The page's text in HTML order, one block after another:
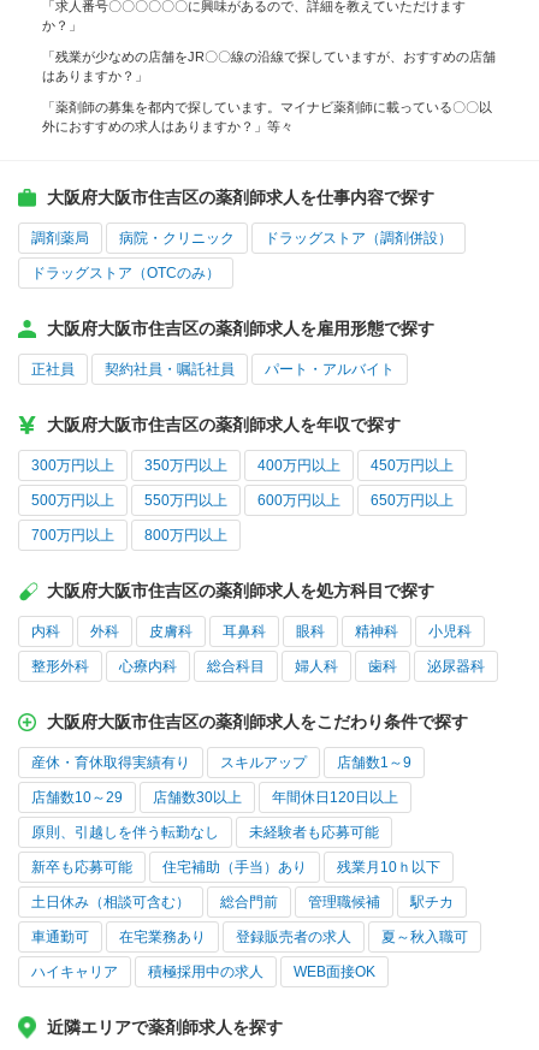
「求人番号〇〇〇〇〇〇に興味があるので、詳細を教えていただけます
か？」
「残業が少なめの店舗をJR〇〇線の沿線で探していますが、おすすめの店舗
はありますか？」
「薬剤師の募集を都内で探しています。マイナビ薬剤師に載っている〇〇以
外におすすめの求人はありますか？」等々
大阪府大阪市住吉区の薬剤師求人を仕事内容で探す
調剤薬局 病院・クリニック ドラッグストア（調剤併設）
ドラッグストア（OTCのみ）
大阪府大阪市住吉区の薬剤師求人を雇用形態で探す
正社員 契約社員・嘱託社員 パート・アルバイト
大阪府大阪市住吉区の薬剤師求人を年収で探す
300万円以上 350万円以上 400万円以上 450万円以上
500万円以上 550万円以上 600万円以上 650万円以上
700万円以上 800万円以上
大阪府大阪市住吉区の薬剤師求人を処方科目で探す
内科 外科 皮膚科 耳鼻科 眼科 精神科 小児科
整形外科 心療内科 総合科目 婦人科 歯科 泌尿器科
大阪府大阪市住吉区の薬剤師求人をこだわり条件で探す
産休・育休取得実績有り スキルアップ 店舗数1～9
店舗数10～29 店舗数30以上 年間休日120日以上
原則、引越しを伴う転勤なし 未経験者も応募可能
新卒も応募可能 住宅補助（手当）あり 残業月10ｈ以下
土日休み（相談可含む） 総合門前 管理職候補 駅チカ
車通勤可 在宅業務あり 登録販売者の求人 夏～秋入職可
ハイキャリア 積極採用中の求人 WEB面接OK
近隣エリアで薬剤師求人を探す